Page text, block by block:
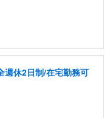
週休2日制/在宅勤務可